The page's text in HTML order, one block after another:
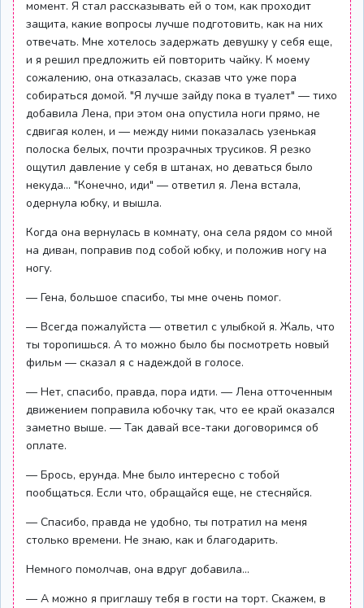
момент. Я стал рассказывать ей о том, как проходит
защита, какие вопросы лучше подготовить, как на них
отвечать. Мне хотелось задержать девушку у себя еще,
и я решил предложить ей повторить чайку. К моему
сожалению, она отказалась, сказав что уже пора
собираться домой. "Я лучше зайду пока в туалет" — тихо
добавила Лена, при этом она опустила ноги прямо, не
сдвигая колен, и — между ними показалась узенькая
полоска белых, почти прозрачных трусиков. Я резко
ощутил давление у себя в штанах, но деваться было
некуда... "Конечно, иди" — ответил я. Лена встала,
одернула юбку, и вышла.
Когда она вернулась в комнату, она села рядом со мной
на диван, поправив под собой юбку, и положив ногу на
ногу.
— Гена, большое спасибо, ты мне очень помог.
— Всегда пожалуйста — ответил с улыбкой я. Жаль, что
ты торопишься. А то можно было бы посмотреть новый
фильм — сказал я с надеждой в голосе.
— Нет, спасибо, правда, пора идти. — Лена отточенным
движением поправила юбочку так, что ее край оказался
заметно выше. — Так давай все-таки договоримся об
оплате.
— Брось, ерунда. Мне было интересно с тобой
пообщаться. Если что, обращайся еще, не стесняйся.
— Спасибо, правда не удобно, ты потратил на меня
столько времени. Не знаю, как и благодарить.
Немного помолчав, она вдруг добавила...
— А можно я приглашу тебя в гости на торт. Скажем, в